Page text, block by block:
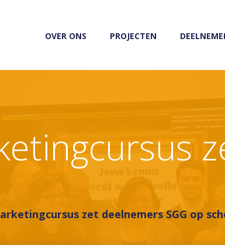
OVER ONS PROJECTEN
zet deelnemers SGG op